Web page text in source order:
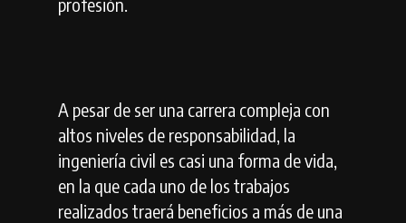
A pesar de ser una carrera compleja con
altos niveles de responsabilidad, la
ingeniería civil es casi una forma de vida,
en la que cada uno de los trabajos
realizados traerá beneficios a más de una